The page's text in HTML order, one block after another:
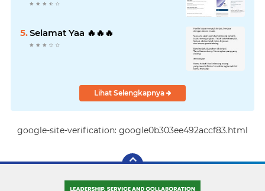
Selamat Yaa 🔥🔥🔥
Lihat Selengkapnya
google-site-verification: google0b303ee492accf83.html